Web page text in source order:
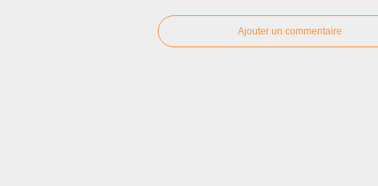
Ajouter un commentaire